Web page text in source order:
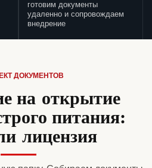
готовим документы
удаленно и сопровождаем
внедрение
ДОКУМЕНТОВ
на открытие
питания:
лицензия